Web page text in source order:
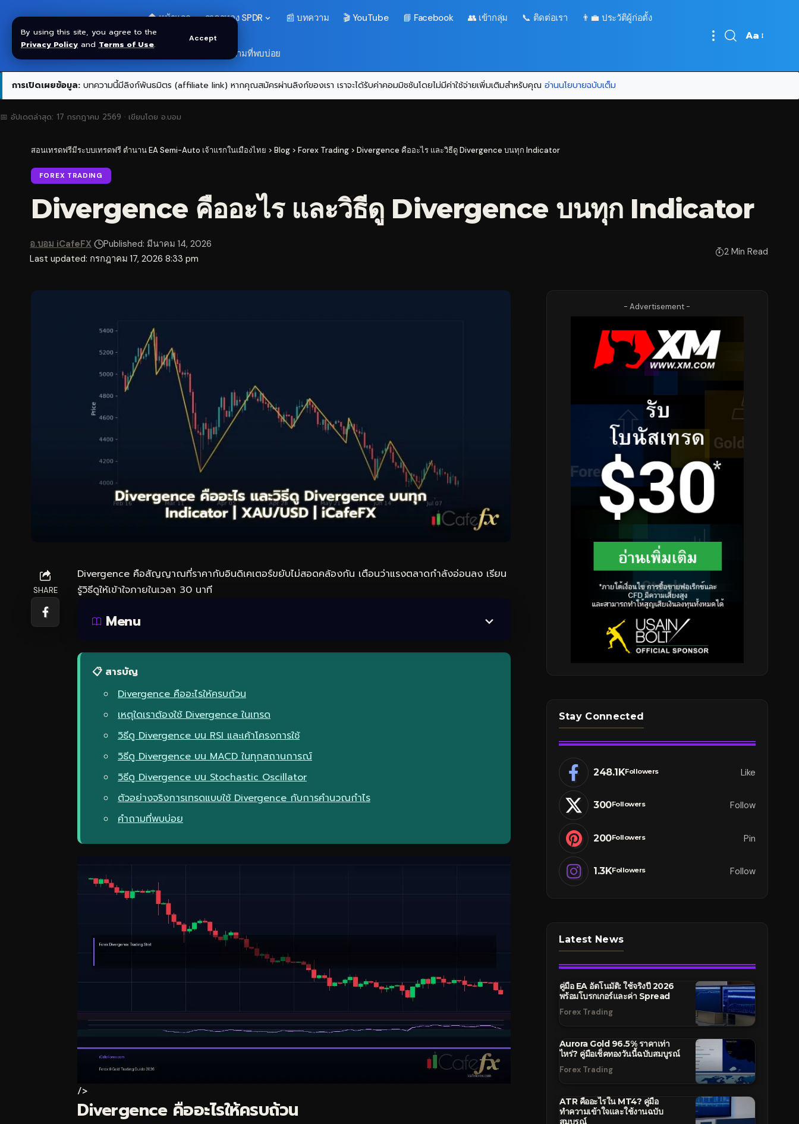
By using this site, you agree to the
Privacy Policy and Terms of Use.
Accept
🏠 หน้าแรก ราคาทอง SPDR 📰 บทความ 🎬 YouTube 📘 Facebook 👥 เข้ากลุ่ม 📞 ติดต่อเรา 👨‍💼 ประวัติผู้ก่อตั้ง
❓ คำถามที่พบบ่อย
Font
Aa
การเปิดเผยข้อมูล: บทความนี้มีลิงก์พันธมิตร (affiliate link) หากคุณสมัครผ่านลิงก์ของเรา เราจะได้รับค่าคอมมิชชันโดยไม่มีค่าใช้จ่ายเพิ่มเติมสำหรับคุณ อ่านนโยบายฉบับเต็ม
📅 อัปเดตล่าสุด: 17 กรกฎาคม 2569 · เขียนโดย อ.บอม
สอนเทรดฟรีมีระบบเทรดฟรี ตำนาน EA Semi-Auto เจ้าแรกในเมืองไทย > Blog > Forex Trading > Divergence คืออะไร และวิธีดู Divergence บนทุก Indicator
FOREX TRADING
Divergence คืออะไร และวิธีดู Divergence บนทุก Indicator
Last updated: กรกฎาคม 17, 2026 8:33 pm
อ.บอม iCafeFX Published: มีนาคม 14, 2026
2 Min Read
SHARE
Divergence คือสัญญาณที่ราคากับอินดิเคเตอร์ขยับไม่สอดคล้องกัน เตือนว่าแรงตลาดกำลังอ่อนลง เรียน
รู้วิธีดูให้เข้าใจภายในเวลา 30 นาที
Menu
📋 สารบัญ
Divergence คืออะไรให้ครบถ้วน
เหตุใดเราต้องใช้ Divergence ในเทรด
วิธีดู Divergence บน RSI และเค้าโครงการใช้
วิธีดู Divergence บน MACD ในทุกสถานการณ์
วิธีดู Divergence บน Stochastic Oscillator
ตัวอย่างจริงการเทรดแบบใช้ Divergence กับการคำนวณกำไร
คำถามที่พบบ่อย
/>
Divergence คืออะไรให้ครบถ้วน
- Advertisement -
Stay Connected
248.1KFollowers Like
300Followers Follow
200Followers Pin
1.3KFollowers Follow
Latest News
คู่มือ EA อัตโนมัติ: ใช้จริงปี 2026
พร้อมโบรกเกอร์และค่า Spread
Forex Trading
Aurora Gold 96.5% ราคาเท่า
ไหร่? คู่มือเช็คทองวันนี้ฉบับสมบูรณ์
Forex Trading
ATR คืออะไรใน MT4? คู่มือ
ทำความเข้าใจและใช้งานฉบับ
สมบูรณ์